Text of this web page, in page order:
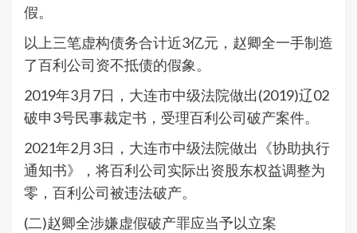
假。
以上三笔虚构债务合计近3亿元，赵卿全一手制造
了百利公司资不抵债的假象。
2019年3月7日，大连市中级法院做出(2019)辽02
破申3号民事裁定书，受理百利公司破产案件。
2021年2月3日，大连市中级法院做出《协助执行
通知书》，将百利公司实际出资股东权益调整为
零，百利公司被违法破产。
(二)赵卿全涉嫌虚假破产罪应当予以立案